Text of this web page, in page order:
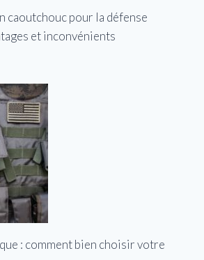
caoutchouc pour la défense
et inconvénients
: comment bien choisir votre